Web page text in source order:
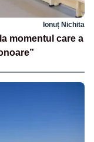
Ionuț Nichita
momentul care a